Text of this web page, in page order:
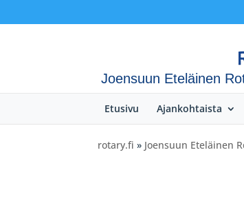
Joensuun Eteläinen
Etusivu Ajankohtaista
rotary.fi » Joensuun Eteläinen